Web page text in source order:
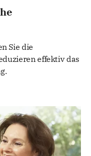
Sie die
effektiv das